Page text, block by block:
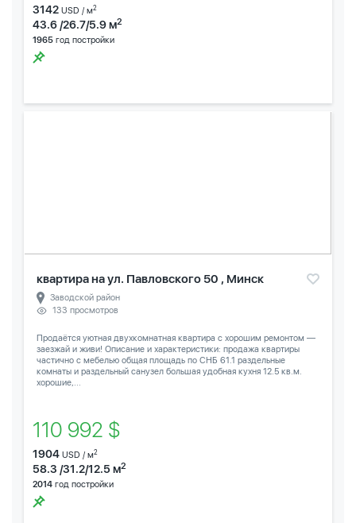
3142 USD / м2
43.6 /26.7/5.9 м2
1965 год постройки
квартира на ул. Павловского 50 , Минск
Заводской район
133 просмотров
Продаётся уютная двухкомнатная квартира с хорошим ремонтом —
заезжай и живи! Описание и характеристики: продажа квартиры
частично с мебелью общая площадь по СНБ 61.1 раздельные
комнаты и раздельный санузел большая удобная кухня 12.5 кв.м.
хорошие,...
110 992 $
1904 USD / м2
58.3 /31.2/12.5 м2
2014 год постройки